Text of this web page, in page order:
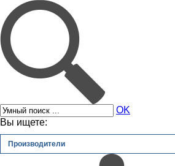
OK
Вы ищете:
Производители